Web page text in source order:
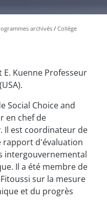
archivés
Collège
E. Kuenne Professeur
Social Choice and
en chef de
Il est coordinateur de
rapport d'évaluation
intergouvernemental
Il a été membre de
sur la mesure
et du progrès